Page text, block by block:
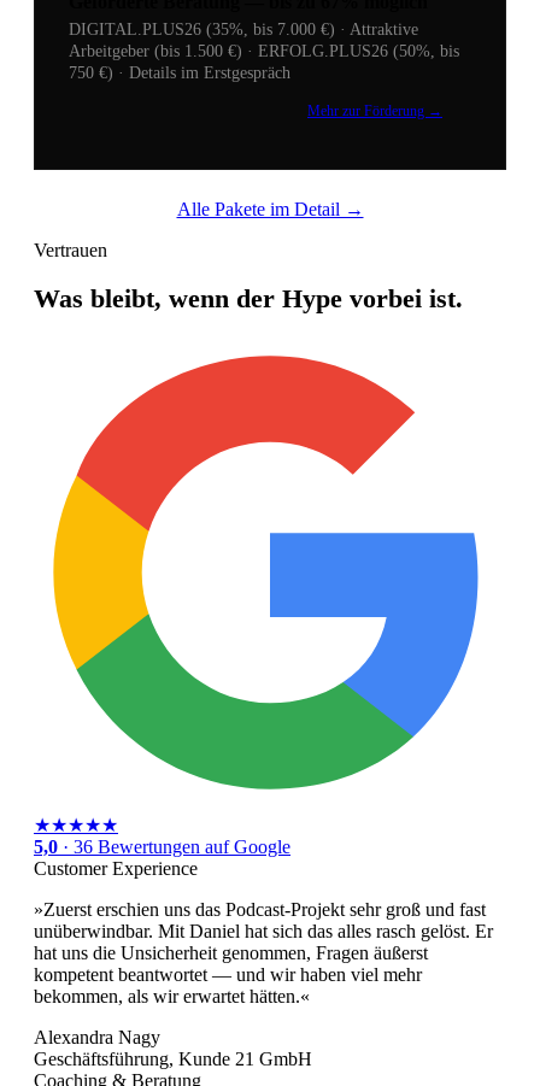
DIGITAL.PLUS26 (35%, bis 7.000 €) · Attraktive
Arbeitgeber (bis 1.500 €) · ERFOLG.PLUS26 (50%, bis
750 €) · Details im Erstgespräch
Mehr zur Förderung →
Alle Pakete im Detail →
Vertrauen
Was bleibt, wenn der Hype vorbei ist.
★★★★★
5,0 · 36 Bewertungen auf Google
Customer Experience
»Zuerst erschien uns das Podcast-Projekt sehr groß und fast
unüberwindbar. Mit Daniel hat sich das alles rasch gelöst. Er
hat uns die Unsicherheit genommen, Fragen äußerst
kompetent beantwortet — und wir haben viel mehr
bekommen, als wir erwartet hätten.«
Alexandra Nagy
Geschäftsführung, Kunde 21 GmbH
Coaching & Beratung